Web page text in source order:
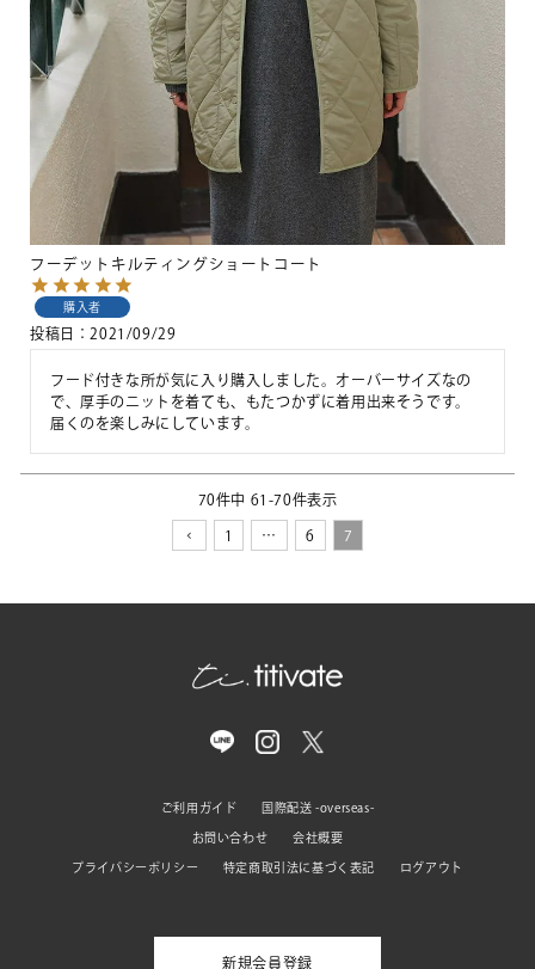
フーデットキルティングショートコート
購入者
投稿日 2021/09/29
フード付きな所が気に入り購入しました。オーバーサイズなの
で、厚手のニットを着ても、もたつかずに着用出来そうです。
届くのを楽しみにしています。
70件中 61 -70件表示
1 … 6 7
ご利用ガイド 国際配送 -overseas-
お問い合わせ 会社概要
プライバシーポリシー 特定商取引法に基づく表記 ログアウト
新規会員登録